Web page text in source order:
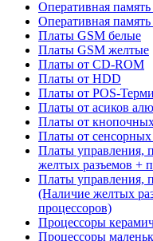
Оперативная память
Оперативная память
Платы GSM белые
Платы GSM желтые
Платы от CD-ROM
Платы от HDD
Платы от POS-
Платы от асиков
Платы от
Платы от
Платы управления,
желтых разъемов +
Платы управления,
(Наличие желтых
процессоров)
Процессоры
Процессоры